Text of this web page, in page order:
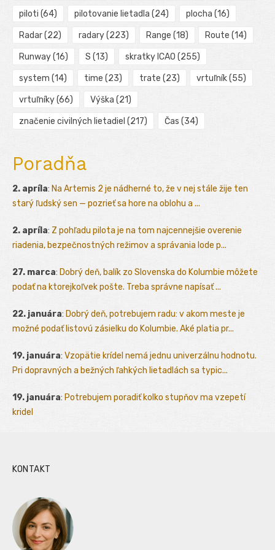
piloti (64) pilotovanie lietadla (24) plocha (16)
Radar(22) radary(223) Range (18) Route (14)
Runway(16) S (13) skratky ICAO (255)
system (14) time (23) trate (23) vrtuľník(55)
vrtuľníky(66) Výška (21)
značenie civilných lietadiel (217) Čas (34)
Poradňa
2. apríla: Na Artemis 2 je nádherné to, že v nej stále žije ten
starý ľudský sen — pozrieť sa hore na oblohu a ...
2. apríla: Z pohľadu pilota je na tom najcennejšie overenie
riadenia, bezpečnostných režimov a správania lode p...
27. marca: Dobrý deň, balík zo Slovenska do Kolumbie môžete
podať na ktorejkoľvek pošte. Treba správne napísať ...
22. januára: Dobrý deň, potrebujem radu: v akom meste je
možné podať listovú zásielku do Kolumbie. Aké platia pr...
19. januára: Vzopätie krídel nemá jednu univerzálnu hodnotu.
Pri dopravných a bežných ľahkých lietadlách sa typic...
19. januára: Potrebujem poradiť kolko stupňov ma vzepetí
kridel
KONTAKT